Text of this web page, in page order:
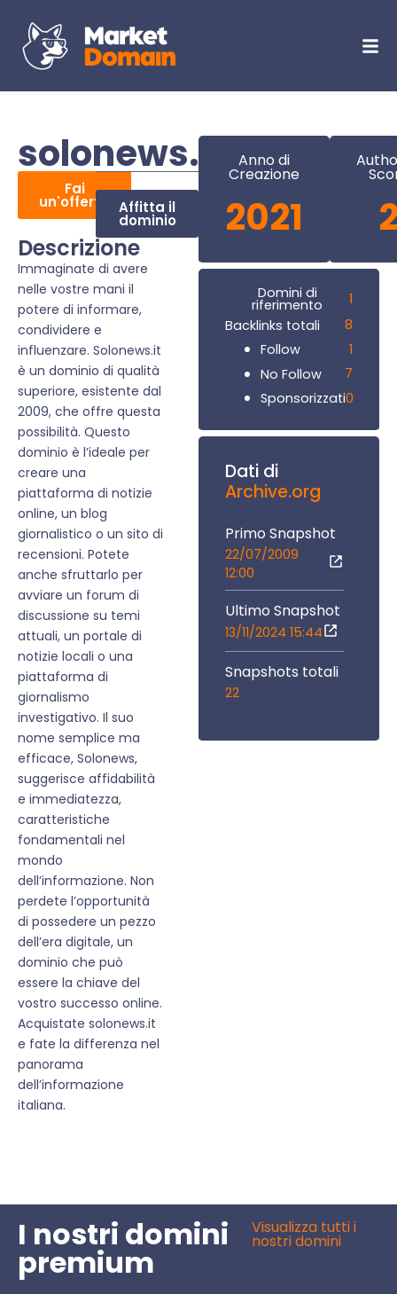
solonews.it
Fai
un'offerta Affitta il
dominio
Descrizione
Immaginate di avere
nelle vostre mani il
potere di informare,
condividere e
influenzare. Solonews.it
è un dominio di qualità
superiore, esistente dal
2009, che offre questa
possibilità. Questo
dominio è l’ideale per
creare una
piattaforma di notizie
online, un blog
giornalistico o un sito di
recensioni. Potete
anche sfruttarlo per
avviare un forum di
discussione su temi
attuali, un portale di
notizie locali o una
piattaforma di
giornalismo
investigativo. Il suo
nome semplice ma
efficace, Solonews,
suggerisce affidabilità
e immediatezza,
caratteristiche
fondamentali nel
mondo
dell’informazione. Non
perdete l’opportunità
di possedere un pezzo
dell’era digitale, un
dominio che può
essere la chiave del
vostro successo online.
Acquistate solonews.it
e fate la differenza nel
panorama
dell’informazione
italiana.
Anno di
Creazione
2021
Domini di
riferimento
1
Backlinks totali
8
Follow
1
No Follow
7
Sponsorizzati0
Dati di
Archive.org
Primo Snapshot
22/07/2009
12:00
Ultimo Snapshot
13/11/2024 15:44
Snapshots totali
22
I nostri domini
premium
Visualizza tutti i
nostri domini